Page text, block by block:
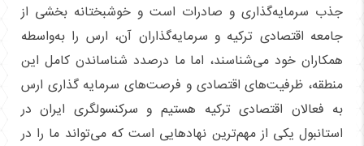
جذب سرمایه‌گذاری و صادرات است و خوشبختانه بخشی از
جامعه اقتصادی ترکیه و سرمایه‌گذاران آن، ارس را به‌واسطه
همکاران خود می‌شناسند، اما ما درصدد شناساندن کامل این
منطقه، ظرفیت‌های اقتصادی و فرصت‌های سرمایه گذاری ارس
به فعالان اقتصادی ترکیه هستیم و سرکنسولگری ایران در
استانبول یکی از مهم‌ترین نهاد‌هایی است که می‌تواند ما را در